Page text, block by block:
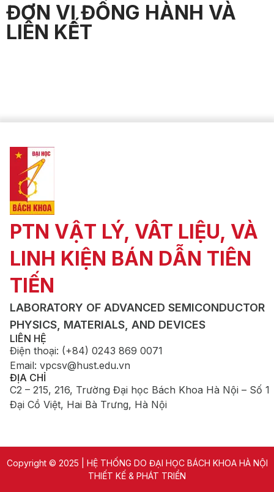
ĐƠN VỊ ĐỒNG HÀNH VÀ
LIÊN KẾT
PTN VẬT LÝ, VÂT LIỆU, VÀ
LINH KIỆN BÁN DẪN TIÊN
TIẾN
LABORATORY OF ADVANCED SEMICONDUCTOR
PHYSICS, MATERIALS, AND DEVICES
LIÊN HỆ
Điện thoại: (+84) 0243 869 0071
Email: vpcsv@hust.edu.vn
ĐỊA CHỈ
C2 – 215, 216, Trường Đại học Bách Khoa Hà Nội – Số 1
Đại Cồ Việt, Hai Bà Trưng, Hà Nội
Copyright © 2025 | HỆ THỐNG DO ĐẠI HỌC BÁCH KHOA HÀ NỘI
THIẾT KẾ & PHÁT TRIỂN